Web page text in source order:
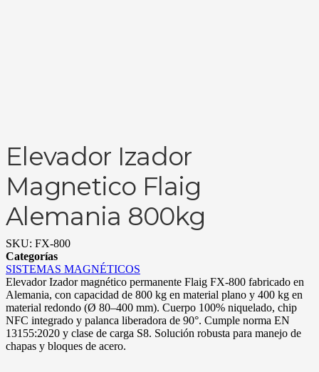
Elevador Izador
Magnetico Flaig
Alemania 800kg
SKU: FX-800
Categorías
SISTEMAS MAGNÉTICOS
Elevador Izador magnético permanente Flaig FX-800 fabricado en
Alemania, con capacidad de 800 kg en material plano y 400 kg en
material redondo (Ø 80–400 mm). Cuerpo 100% niquelado, chip
NFC integrado y palanca liberadora de 90°. Cumple norma EN
13155:2020 y clase de carga S8. Solución robusta para manejo de
chapas y bloques de acero.